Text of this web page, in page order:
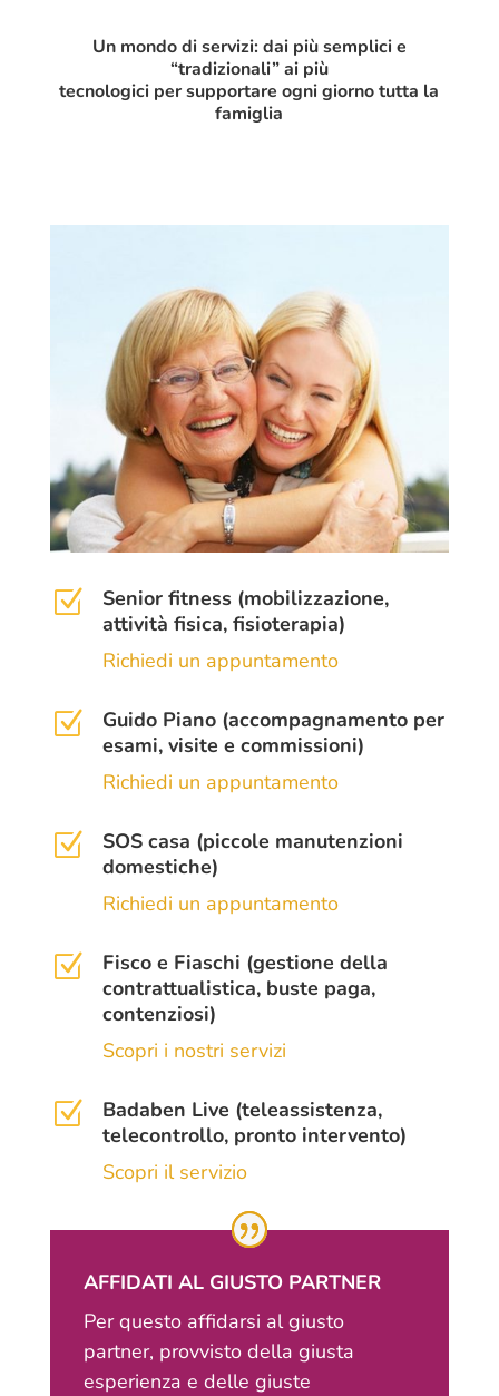
Un mondo di servizi: dai più semplici e
“tradizionali” ai più
tecnologici per supportare ogni giorno tutta la
famiglia
Z
Senior fitness (mobilizzazione,
attività fisica, fisioterapia)
Richiedi un appuntamento
Z
Guido Piano (accompagnamento per
esami, visite e commissioni)
Richiedi un appuntamento
Z
SOS casa (piccole manutenzioni
domestiche)
Richiedi un appuntamento
Z
Fisco e Fiaschi (gestione della
contrattualistica, buste paga,
contenziosi)
Scopri i nostri servizi
Z
Badaben Live (teleassistenza,
telecontrollo, pronto intervento)
Scopri il servizio
AFFIDATI AL GIUSTO PARTNER
Per questo affidarsi al giusto
partner, provvisto della giusta
esperienza e delle giuste